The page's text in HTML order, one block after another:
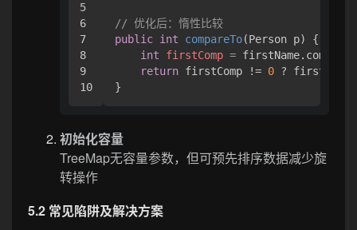
5
6
7
8
9
// 优化后：惰性比较
public int compareTo(Person p)
{
int
firstComp =
return firstComp != 0 ? firstComp
初始化容量
TreeMap无容量参数，但可预先排序数据减少旋
转操作
5.2 常见陷阱及解决方案